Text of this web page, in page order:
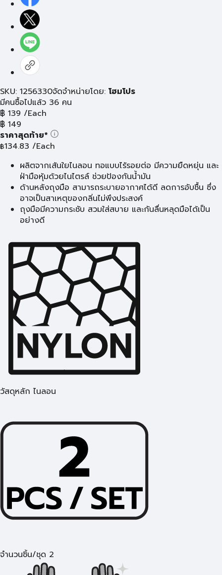
SKU: 1256330จัดจำหน่ายโดย: โฮมโปร
มีคนซื้อไปแล้ว 36 คน
฿ 139 /Each
฿ 149
ราคาสุดท้าย*
฿134.83 /Each
ผลิตจากเส้นใยไนลอน ทอแบบไร้รอยต่อ มีความยืดหยุ่น และ
ฝ่ามือหุ้มด้วยไนไตรล์ ช่วยป้องกันน้ำมัน
ด้านหลังถุงมือ สามารถระบายอากาศได้ดี ลดการอับชื้น ซึ่ง
อาจเป็นสาเหตุของกลิ่นไม่พึงประสงค์
ถุงมือมีความกระชับ สวมใส่สบาย และกันลื่นหลุดมือได้เป็น
อย่างดี
วัสดุหลัก ไนลอน
จำนวนชิ้น/ชุด 2